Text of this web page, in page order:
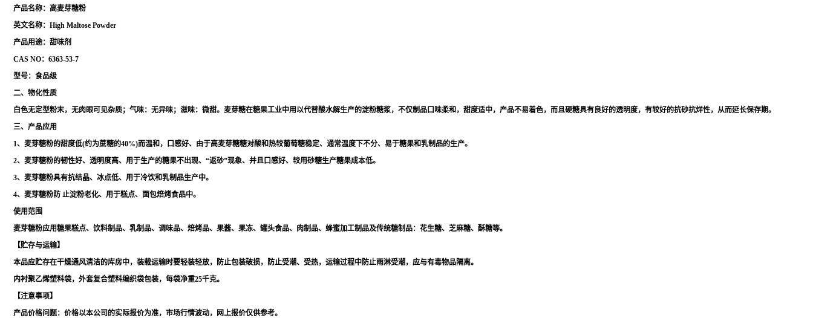
产品名称：高麦芽糖粉
英文名称：High Maltose Powder
产品用途：甜味剂
CAS NO：6363-53-7
型号：食品级
二、物化性质
白色无定型粉末，无肉眼可见杂质；气味：无异味；滋味：微甜。麦芽糖在糖果工业中用以代替酸水解生产的淀粉糖浆，不仅制品口味柔和，甜度适中，产品不易着色，而且硬糖具有良好的透明度，有较好的抗砂抗烊性，从而延长保存期。
三、产品应用
1、麦芽糖粉的甜度低(约为蔗糖的40%)而温和，口感好、由于高麦芽糖糖对酸和热较葡萄糖稳定、通常温度下不分、易于糖果和乳制品的生产。
2、麦芽糖粉的韧性好、透明度高、用于生产的糖果不出现、“返砂”现象、并且口感好、较用砂糖生产糖果成本低。
3、麦芽糖粉具有抗结晶、冰点低、用于冷饮和乳制品生产中。
4、麦芽糖粉防 止淀粉老化、用于糕点、面包焙烤食品中。
使用范围
麦芽糖粉应用糖果糕点、饮料制品、乳制品、调味品、焙烤品、果酱、果冻、罐头食品、肉制品、蜂蜜加工制品及传统糖制品：花生糖、芝麻糖、酥糖等。
【贮存与运输】
本品应贮存在干燥通风清洁的库房中，装载运输时要轻装轻放，防止包装破损，防止受潮、受热，运输过程中防止雨淋受潮，应与有毒物品隔离。
内衬聚乙烯塑料袋，外套复合塑料编织袋包装，每袋净重25千克。
【注意事项】
产品价格问题：价格以本公司的实际报价为准，市场行情波动，网上报价仅供参考。